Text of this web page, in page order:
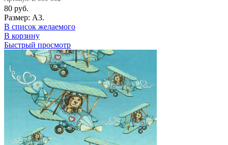
80 руб.
Размер: А3.
В список желаемого
В корзину
Быстрый просмотр